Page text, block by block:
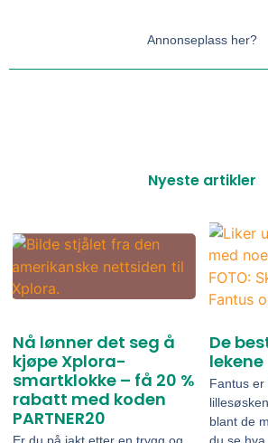
Annonseplass her?
Nyeste artikler
Nå lønner det seg å
kjøpe Xplora-
smartklokke – få 20 %
rabatt med koden
PARTNER20
De
lekene
Fantus
blant de